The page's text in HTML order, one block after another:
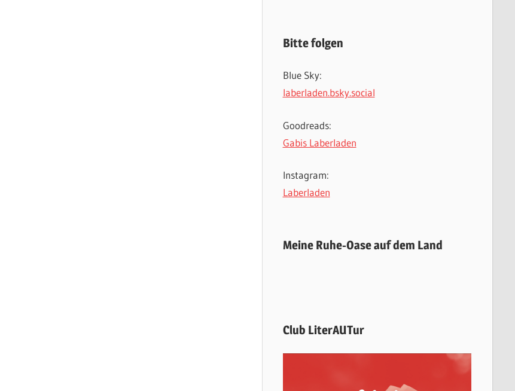
Bitte folgen
Blue Sky:
laberladen.bsky.social
Goodreads:
Gabis Laberladen
Instagram:
Laberladen
Meine Ruhe-Oase auf dem Land
Club LiterAUTur